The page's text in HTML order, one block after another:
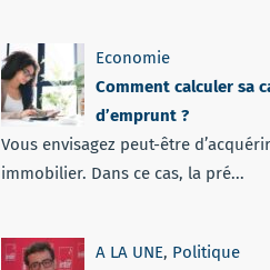
Economie
Comment calculer sa
d’emprunt ?
Vous envisagez peut-être
immobilier. Dans ce cas, la pré...
A LA UNE, Politique